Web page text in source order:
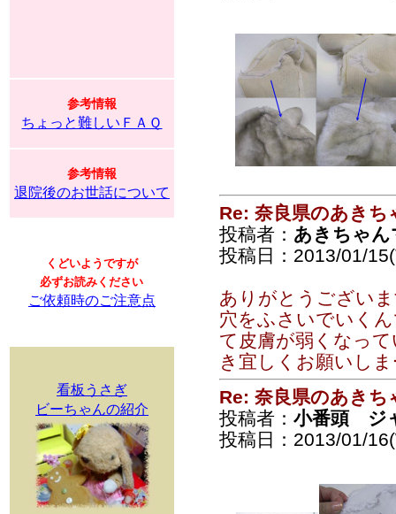
参考情報
ちょっと難しいＦＡＱ
参考情報
退院後のお世話について
くどいようですが
必ずお読みください
ご依頼時のご注意点
看板うさぎ
ビーちゃんの紹介
Re: 奈良県のあきち
投稿者： あきちゃん
投稿日：2013/01/
ありがとうござい
穴をふさいでいく
て皮膚が弱くなっ
き宜しくお願いし
Re: 奈良県のあきち
投稿者： 小番頭 ジ
投稿日：2013/01/